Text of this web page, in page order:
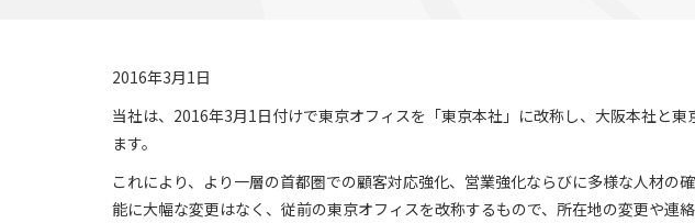
2016年3月1日
当社は、2016年3月1日付けで東京オフィスを「東京本社」に改称し、大阪本社と
ます。
これにより、より一層の首都圏での顧客対応強化、営業強化ならびに多様な人材の
能に大幅な変更はなく、従前の東京オフィスを改称するもので、所在地の変更や連